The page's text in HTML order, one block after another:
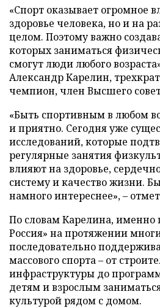
«Спорт оказывает огромное
здоровье человека, но и на
целом. Поэтому важно
которых заниматься
смогут люди любого
Александр Карелин,
чемпион, член Высшего
«Быть спортивным в любом
и приятно. Сегодня уже
исследований, которые
регулярные занятия
влияют на здоровье,
систему и качество жизни.
намного интереснее», –
По словам Карелина, именно
Россия» на протяжении
последовательно
массового спорта – от
инфраструктуры до
детям и взрослым
культурой рядом с домом.